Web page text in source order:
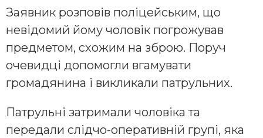
Заявник розповів поліцейським, що
невідомий йому чоловік погрожував
предметом, схожим на зброю. Поруч
очевидці допомогли вгамувати
громадянина і викликали патрульних.
Патрульні затримали чоловіка та
передали слідчо-оперативній групі, яка